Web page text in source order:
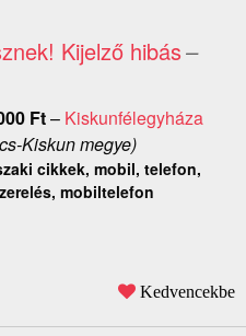
Kijelző hibás–
Ft– Kiskunfélegyháza
Kiskun megye)
cikkek, mobil, telefon,
mobiltelefon
Kedvencekbe